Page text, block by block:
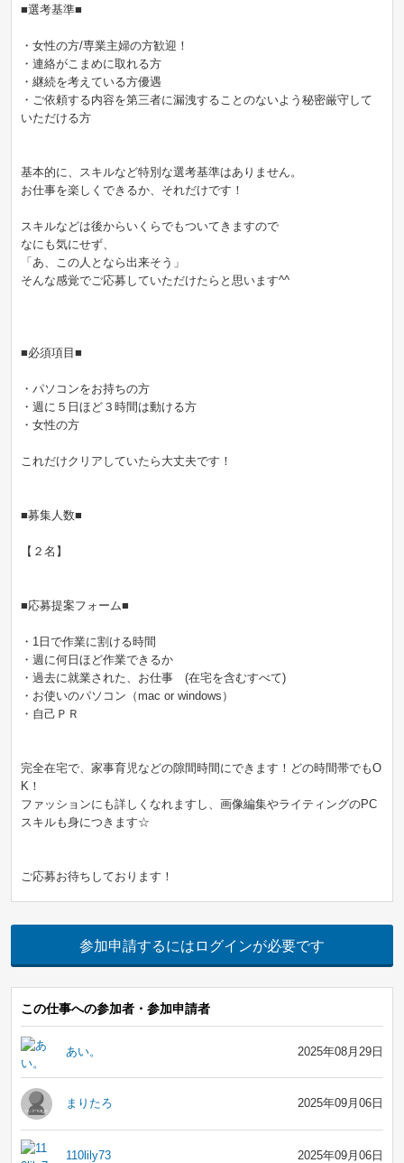
■選考基準■
・女性の方/専業主婦の方歓迎！
・連絡がこまめに取れる方
・継続を考えている方優遇
・ご依頼する内容を第三者に漏洩することのないよう秘密厳守して
いただける方
基本的に、スキルなど特別な選考基準はありません。
お仕事を楽しくできるか、それだけです！
スキルなどは後からいくらでもついてきますので
なにも気にせず、
「あ、この人となら出来そう」
そんな感覚でご応募していただけたらと思います^^
■必須項目■
・パソコンをお持ちの方
・週に５日ほど３時間は動ける方
・女性の方
これだけクリアしていたら大丈夫です！
■募集人数■
【２名】
■応募提案フォーム■
・1日で作業に割ける時間
・週に何日ほど作業できるか
・過去に就業された、お仕事 (在宅を含むすべて)
・お使いのパソコン（mac or windows）
・自己ＰＲ
完全在宅で、家事育児などの隙間時間にできます！どの時間帯でもO
K！
ファッションにも詳しくなれますし、画像編集やライティングのPC
スキルも身につきます☆
ご応募お待ちしております！
参加申請するにはログインが必要です
この仕事への参加者・参加申請者
あい。 2025年08月29日
まりたろ 2025年09月06日
110lily73 2025年09月06日